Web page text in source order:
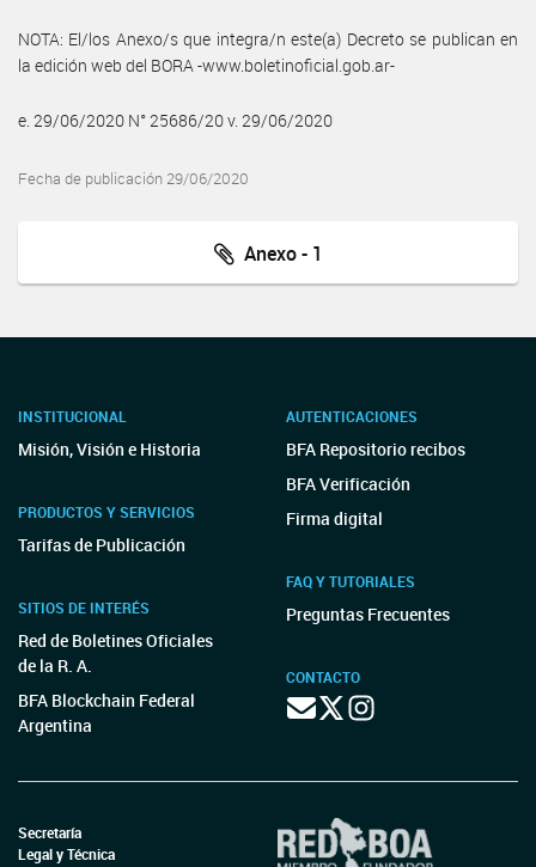
NOTA: El/los Anexo/s que integra/n este(a) Decreto se publican en
la edición web del BORA -www.boletinoficial.gob.ar-
e. 29/06/2020 N° 25686/20 v. 29/06/2020
Fecha de publicación 29/06/2020
Anexo - 1
INSTITUCIONAL
Misión, Visión e Historia
PRODUCTOS Y SERVICIOS
Tarifas de Publicación
SITIOS DE INTERÉS
Red de Boletines Oficiales
de la R. A.
BFA Blockchain Federal
Argentina
AUTENTICACIONES
BFA Repositorio recibos
BFA Verificación
Firma digital
FAQ Y TUTORIALES
Preguntas Frecuentes
CONTACTO
Secretaría
Legal y Técnica